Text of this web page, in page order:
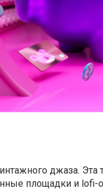
джаза.
площадки и lofi-